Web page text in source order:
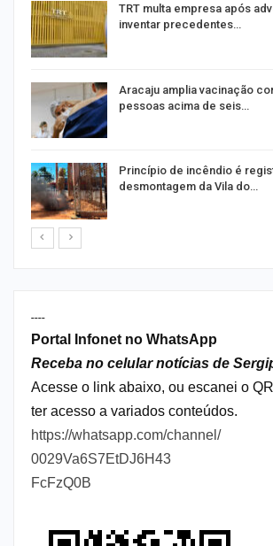
TRT multa empresa após
inventar precedentes…
Aracaju amplia vacinação
pessoas acima de seis…
Princípio de incêndio é
desmontagem da Vila do…
----
Portal Infonet no WhatsApp
Receba no celular notícias de
Acesse o link abaixo, ou escanei o
ter acesso a variados conteúdos.
https://whatsapp.com/channel/
0029Va6S7EtDJ6H43
FcFzQ0B